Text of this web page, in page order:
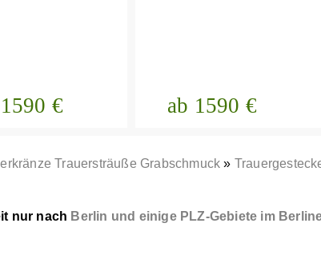
€ ab 1590 €
Trauersträuße Grabschmuck »
nur nach Berlin und einige PLZ-Gebiete im